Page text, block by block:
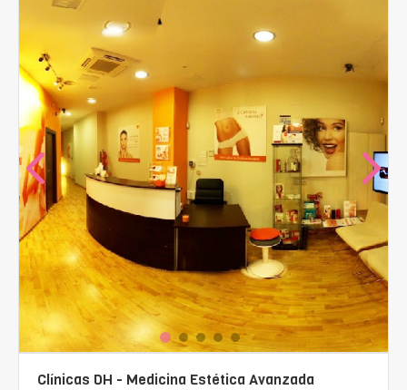
Clínicas DH - Medicina Estética Avanzada